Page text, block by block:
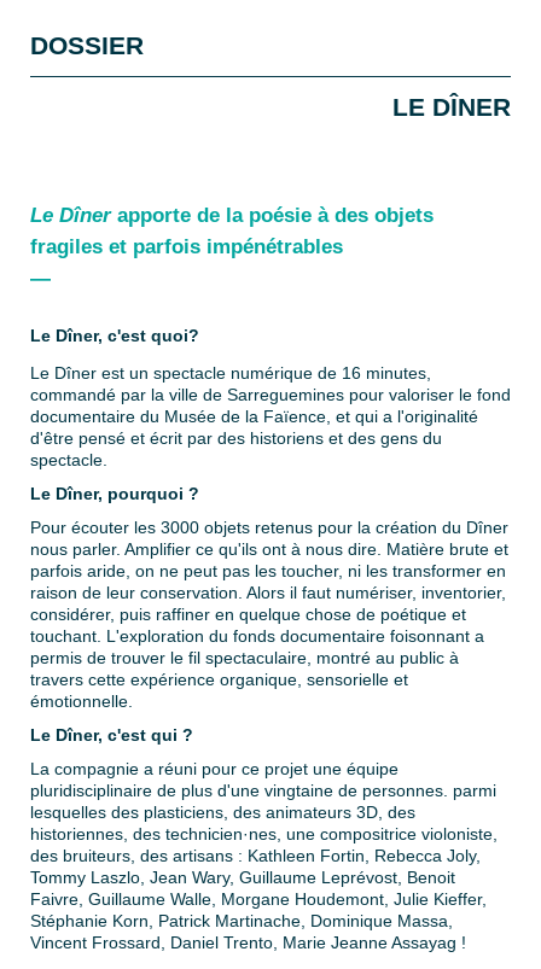
DOSSIER
LE DÎNER
Le Dînerapporte de la poésie à des objets
fragiles et parfois impénétrables
—
Le Dîner, c'est quoi?
Le Dîner est un spectacle numérique de 16 minutes,
commandé par la ville de Sarreguemines pour valoriser le fond
documentaire du Musée de la Faïence, et qui a l'originalité
d'être pensé et écrit par des historiens et des gens du
spectacle.
Le Dîner, pourquoi ?
Pour écouter les 3000 objets retenus pour la création du Dîner
nous parler. Amplifier ce qu'ils ont à nous dire. Matière brute et
parfois aride, on ne peut pas les toucher, ni les transformer en
raison de leur conservation. Alors il faut numériser, inventorier,
considérer, puis raffiner en quelque chose de poétique et
touchant. L'exploration du fonds documentaire foisonnant a
permis de trouver le fil spectaculaire, montré au public à
travers cette expérience organique, sensorielle et
émotionnelle.
Le Dîner, c'est qui ?
La compagnie a réuni pour ce projet une équipe
pluridisciplinaire de plus d'une vingtaine de personnes. parmi
lesquelles des plasticiens, des animateurs 3D, des
historiennes, des technicien·nes, une compositrice violoniste,
des bruiteurs, des artisans : Kathleen Fortin, Rebecca Joly,
Tommy Laszlo, Jean Wary, Guillaume Leprévost, Benoit
Faivre, Guillaume Walle, Morgane Houdemont, Julie Kieffer,
Stéphanie Korn, Patrick Martinache, Dominique Massa,
Vincent Frossard, Daniel Trento, Marie Jeanne Assayag !